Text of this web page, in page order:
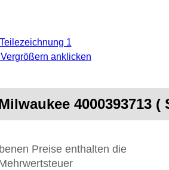
Teilezeichnung 1
anklicken
4000393713 (
Preise enthalten die